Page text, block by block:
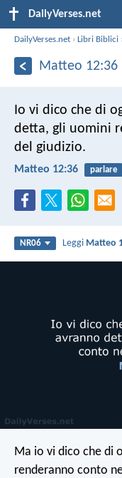
DailyVerses.net
DailyVerses.net ›Libri Biblici ›
Matteo 12:36
Io vi dico che di
detta, gli uomini
del giudizio.
Matteo 12:36 parlare
NR06 Leggi Matteo
Ma io vi dico che di
renderanno conto